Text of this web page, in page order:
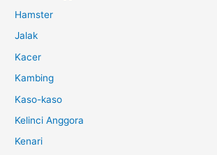
Hamster
Jalak
Kacer
Kambing
Kaso-kaso
Kelinci Anggora
Kenari